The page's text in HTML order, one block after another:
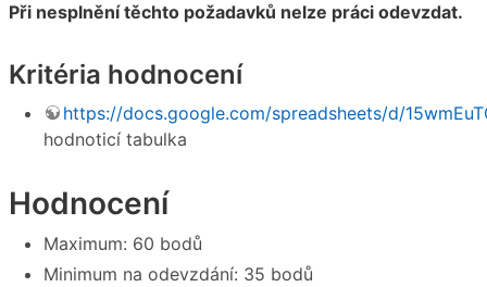
Při nesplnění těchto požadavků nelze práci odevzdat.
Kritéria hodnocení
https://docs.google.com/spreadsheets/d/
hodnoticí tabulka
Hodnocení
Maximum: 60 bodů
Minimum na odevzdání: 35 bodů